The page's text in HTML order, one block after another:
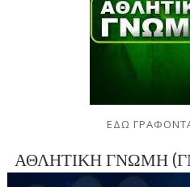
ΕΔΩ
ΑΘΛΗΤΙΚΗ ΓΝΩΜΗ